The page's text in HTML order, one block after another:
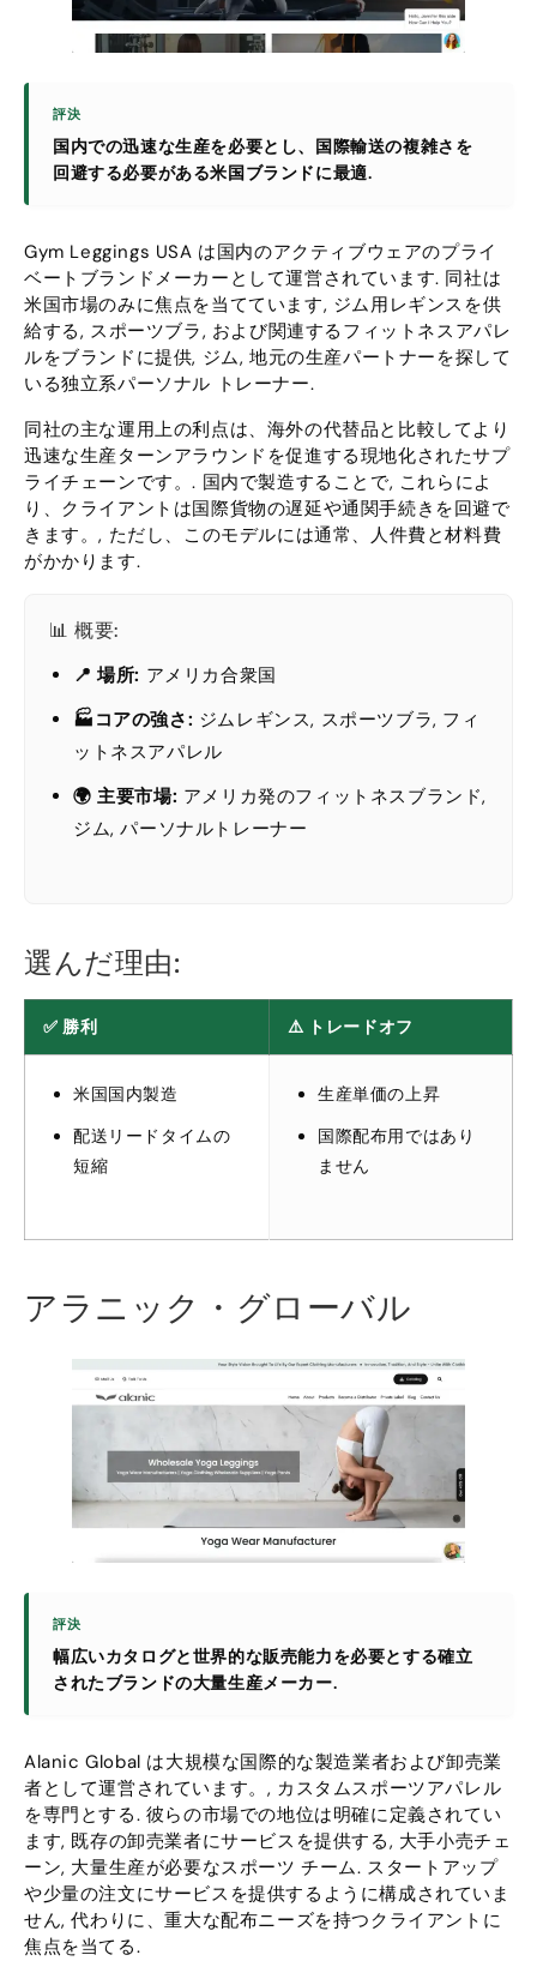
評決
国内での迅速な生産を必要とし、国際輸送の複雑さを
回避する必要がある米国ブランドに最適.
Gym Leggings USA は国内のアクティブウェアのプライ
ベートブランドメーカーとして運営されています. 同社は
米国市場のみに焦点を当てています, ジム用レギンスを供
給する, スポーツブラ, および関連するフィットネスアパレ
ルをブランドに提供, ジム, 地元の生産パートナーを探して
いる独立系パーソナル トレーナー.
同社の主な運用上の利点は、海外の代替品と比較してより
迅速な生産ターンアラウンドを促進する現地化されたサプ
ライチェーンです。. 国内で製造することで, これらによ
り、クライアントは国際貨物の遅延や通関手続きを回避で
きます。, ただし、このモデルには通常、人件費と材料費
がかかります.
📊 概要:
📍 場所: アメリカ合衆国
🏭コアの強さ: ジムレギンス, スポーツブラ, フィ
ットネスアパレル
🌍 主要市場: アメリカ発のフィットネスブランド,
ジム, パーソナルトレーナー
選んだ理由:
✅ 勝利 ⚠️ トレードオフ
米国国内製造
配送リードタイムの​​
短縮
生産単価の上昇
国際配布用ではあり
ません
アラニック・グローバル
評決
幅広いカタログと世界的な販売能力を必要とする確立
されたブランドの大量生産メーカー.
Alanic Global は大規模な国際的な製造業者および卸売業
者として運営されています。, カスタムスポーツアパレル
を専門とする. 彼らの市場での地位は明確に定義されてい
ます, 既存の卸売業者にサービスを提供する, 大手小売チェ
ーン, 大量生産が必要なスポーツ チーム. スタートアップ
や少量の注文にサービスを提供するように構成されていま
せん, 代わりに、重大な配布ニーズを持つクライアントに
焦点を当てる.